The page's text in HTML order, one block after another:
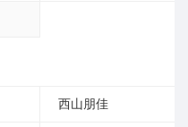
西山朋佳